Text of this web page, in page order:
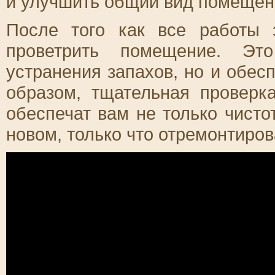
После того как все работы
проветрить помещение.
устранения запахов, но и
образом, тщательная
обеспечат вам не только
новом, только что